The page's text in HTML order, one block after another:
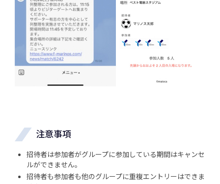
注意事項
招待者は参加者がグループに参加している期間はキャンセ
ルができません。
招待者も参加者も他のグループに重複エントリーはできま